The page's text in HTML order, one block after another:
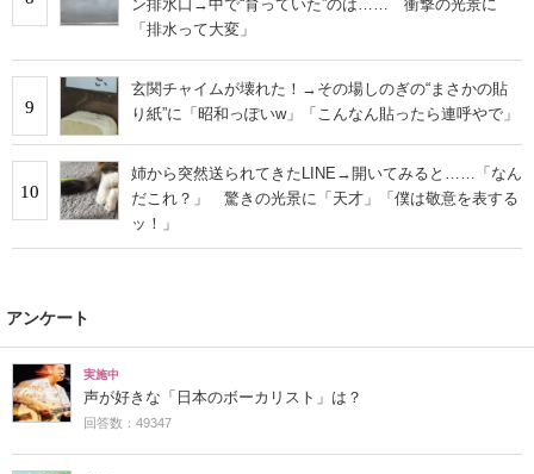
ン排水口→中で“育っていた”のは…… 衝撃の光景に
「排水って大変」
9
玄関チャイムが壊れた！→その場しのぎの“まさかの貼
り紙”に「昭和っぽいw」「こんなん貼ったら連呼やで」
10
姉から突然送られてきたLINE→開いてみると……「なん
だこれ？」 驚きの光景に「天才」「僕は敬意を表する
ッ！」
アンケート
実施中
声が好きな「日本のボーカリスト」は？
回答数：49347